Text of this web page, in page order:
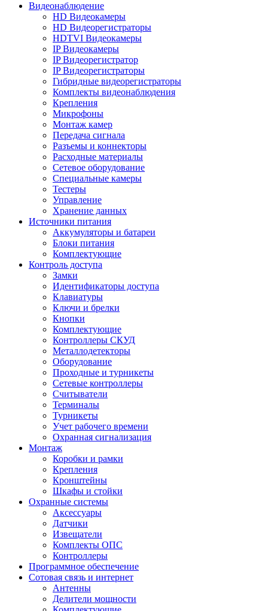
Видеонаблюдение
HD Видеокамеры
HD Видеорегистраторы
HDTVI Видеокамеры
IP Видеокамеры
IP Видеорегистратор
IP Видеорегистраторы
Гибридные видеорегистраторы
Комплекты видеонаблюдения
Крепления
Микрофоны
Монтаж камер
Передача сигнала
Разъемы и коннекторы
Расходные материалы
Сетевое оборудование
Специальные камеры
Тестеры
Управление
Хранение данных
Источники питания
Аккумуляторы и батареи
Блоки питания
Комплектующие
Контроль доступа
Замки
Идентификаторы доступа
Клавиатуры
Ключи и брелки
Кнопки
Комплектующие
Контроллеры СКУД
Металлодетекторы
Оборудование
Проходные и турникеты
Сетевые контроллеры
Считыватели
Терминалы
Турникеты
Учет рабочего времени
Охранная сигнализация
Монтаж
Коробки и рамки
Крепления
Кронштейны
Шкафы и стойки
Охранные системы
Аксессуары
Датчики
Извещатели
Комплекты ОПС
Контроллеры
Программное обеспечение
Сотовая связь и интернет
Антенны
Делители мощности